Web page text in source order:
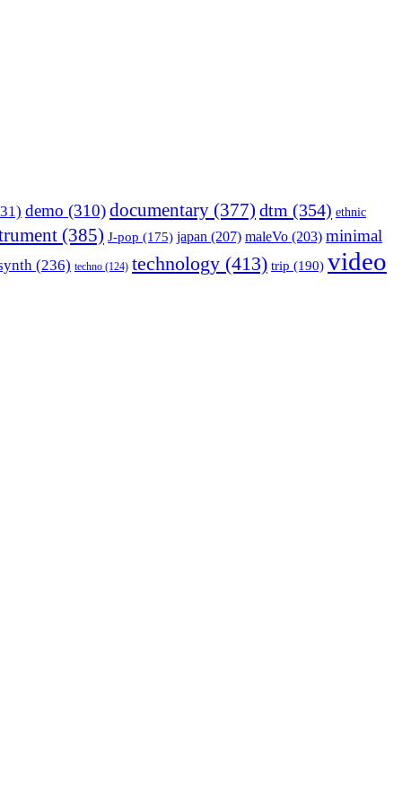
demo (310)documentary (377) dtm (354) ethnic
(385) J-pop (175) japan (207) maleVo (203) minimal
(236) techno (124) technology (413) trip (190) video